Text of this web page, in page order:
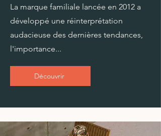
La marque familiale lancée en 2012 a
développé une réinterprétation
audacieuse des dernières tendances,
l'importance...
Découvrir